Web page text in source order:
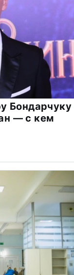
Бондарчуку
— с кем